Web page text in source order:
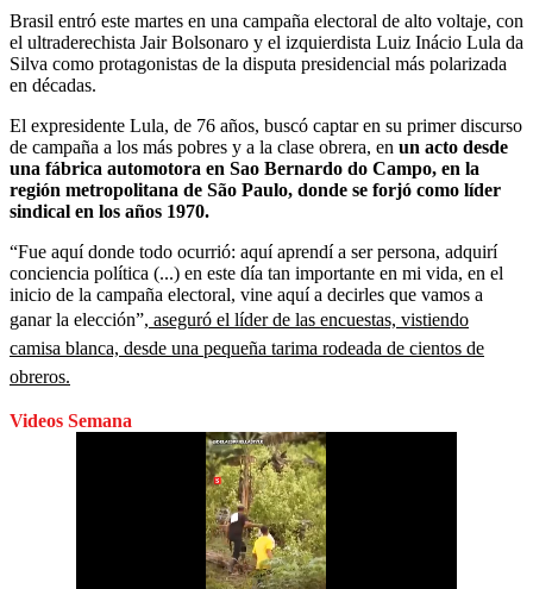
Brasil entró este martes en una campaña electoral de alto voltaje, con
el ultraderechista Jair Bolsonaro y el izquierdista Luiz Inácio Lula da
Silva como protagonistas de la disputa presidencial más polarizada
en décadas.
El expresidente Lula, de 76 años, buscó captar en su primer discurso
de campaña a los más pobres y a la clase obrera, en un acto desde
una fábrica automotora en Sao Bernardo do Campo, en la
región metropolitana de São Paulo, donde se forjó como líder
sindical en los años 1970.
“Fue aquí donde todo ocurrió: aquí aprendí a ser persona, adquirí
conciencia política (...) en este día tan importante en mi vida, en el
inicio de la campaña electoral, vine aquí a decirles que vamos a
ganar la elección”, aseguró el líder de las encuestas, vistiendo
camisa blanca, desde una pequeña tarima rodeada de cientos de
obreros.
Videos Semana